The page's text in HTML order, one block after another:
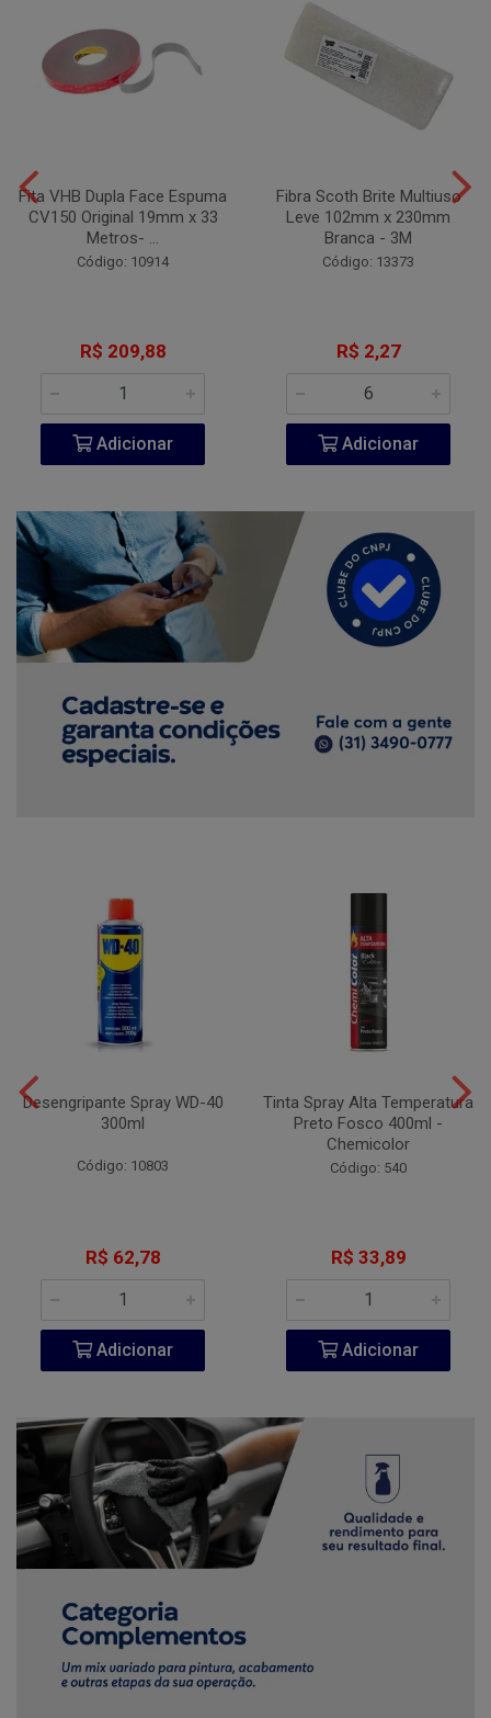
Fita VHB Dupla Face Espuma
CV150 Original 19mm x 33
Metros- ...
Código: 10914
R$ 209,88
Adicionar
Fibra Scoth Brite Multiuso
Leve 102mm x 230mm
Branca - 3M
Código: 13373
R$ 2,27
Adicionar
Desengripante Spray WD-40
300ml
Código: 10803
R$ 62,78
Adicionar
Tinta Spray Alta Temperatura
Preto Fosco 400ml -
Chemicolor
Código: 540
R$ 33,89
Adicionar